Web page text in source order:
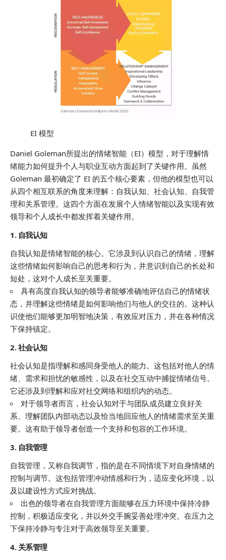
EI 模型
Daniel Goleman所提出的情绪智能（EI）模型，对于理解情
绪能力如何提升个人与职业互动方面起到了关键作用。虽然
Goleman 最初确定了 EI 的五个核心要素，但他的模型也可以
从四个相互联系的角度来理解：自我认知、社会认知、自我管
理和关系管理。这四个方面在发展个人情绪智能以及实现有效
领导和个人成长中都发挥着关键作用。
1. 自我认知
自我认知是情绪智能的核心。它涉及到认识自己的情绪，理解
这些情绪如何影响自己的思考和行为，并意识到自己的长处和
短处，这对个人成长至关重要。
具有高度自我认知的领导者能够准确地评估自己的情绪状
态，并理解这些情绪是如何影响他们与他人的交往的。这种认
识使他们能够更加明智地决策，有效应对压力，并在各种情况
下保持镇定。
2. 社会认知
社会认知是指理解和感同身受他人的能力。这包括对他人的情
绪、需求和担忧的敏感性，以及在社交互动中捕捉情绪信号。
它还涉及到理解和应对社交网络和组织内的动态。
对于领导者而言，社会认知对于与团队成员建立良好关
系、理解团队内部动态以及恰当地回应他人的情绪需求至关重
要。这有助于领导者创造一个支持和包容的工作环境。
3. 自我管理
自我管理，又称自我调节，指的是在不同情境下对自身情绪的
控制与调节。这包括管理冲动情感和行为，适应变化环境，以
及以建设性方式应对挑战。
出色的领导者在自我管理方面能够在压力环境中保持冷静
控制，积极适应变化，并以外交手腕妥善处理冲突。在压力之
下保持冷静与专注对于高效领导至关重要。
4. 关系管理